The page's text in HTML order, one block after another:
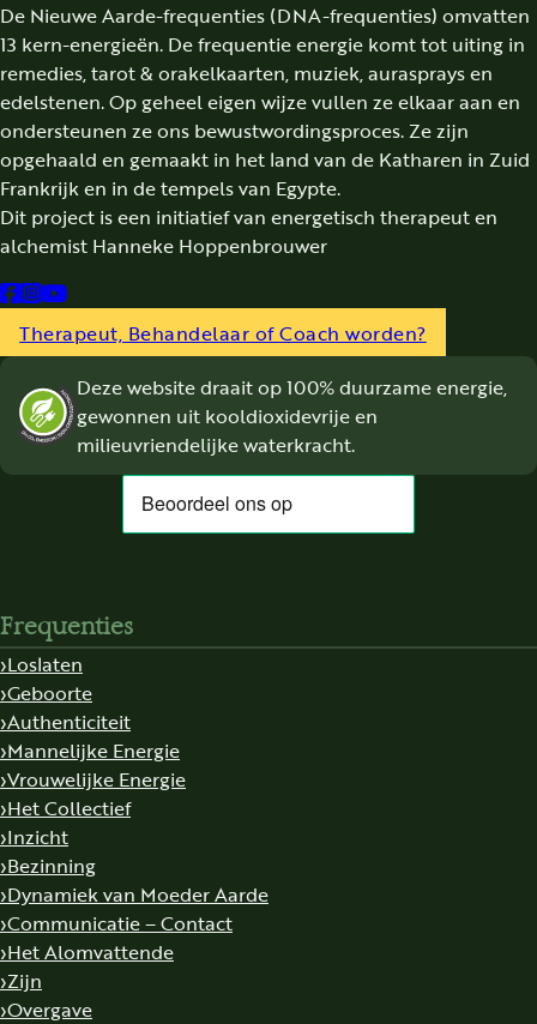
De Nieuwe Aarde-frequenties (DNA-frequenties) omvatten
13 kern-energieën. De frequentie energie komt tot uiting in
remedies, tarot & orakelkaarten, muziek, aurasprays en
edelstenen. Op geheel eigen wijze vullen ze elkaar aan en
ondersteunen ze ons bewustwordingsproces. Ze zijn
opgehaald en gemaakt in het land van de Katharen in Zuid
Frankrijk en in de tempels van Egypte.
Dit project is een initiatief van energetisch therapeut en
alchemist Hanneke Hoppenbrouwer
Follow us on Facebook
Follow us on Instagram
Follow us on YouTube
Therapeut, Behandelaar of Coach worden?
Deze website draait op 100% duurzame energie,
gewonnen uit kooldioxidevrije en
milieuvriendelijke waterkracht.
Frequenties
Loslaten
Geboorte
Authenticiteit
Mannelijke Energie
Vrouwelijke Energie
Het Collectief
Inzicht
Bezinning
Dynamiek van Moeder Aarde
Communicatie – Contact
Het Alomvattende
Zijn
Overgave